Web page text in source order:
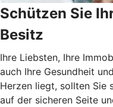
Schützen Sie
Besitz
Ihre Liebsten, Ihre
auch Ihre Gesundheit
Herzen liegt, sollten Sie
auf der sicheren Seite